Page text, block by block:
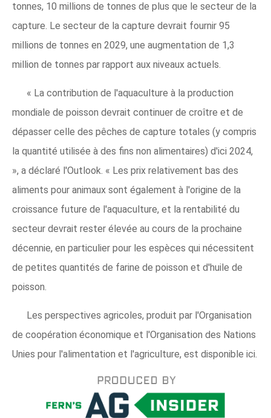
tonnes, 10 millions de tonnes de plus que le secteur de la
capture. Le secteur de la capture devrait fournir 95
millions de tonnes en 2029, une augmentation de 1,3
million de tonnes par rapport aux niveaux actuels.
« La contribution de l'aquaculture à la production
mondiale de poisson devrait continuer de croître et de
dépasser celle des pêches de capture totales (y compris
la quantité utilisée à des fins non alimentaires) d'ici 2024,
», a déclaré l'Outlook. « Les prix relativement bas des
aliments pour animaux sont également à l'origine de la
croissance future de l'aquaculture, et la rentabilité du
secteur devrait rester élevée au cours de la prochaine
décennie, en particulier pour les espèces qui nécessitent
de petites quantités de farine de poisson et d'huile de
poisson.
Les perspectives agricoles, produit par l'Organisation
de coopération économique et l'Organisation des Nations
Unies pour l'alimentation et l'agriculture, est disponible ici.